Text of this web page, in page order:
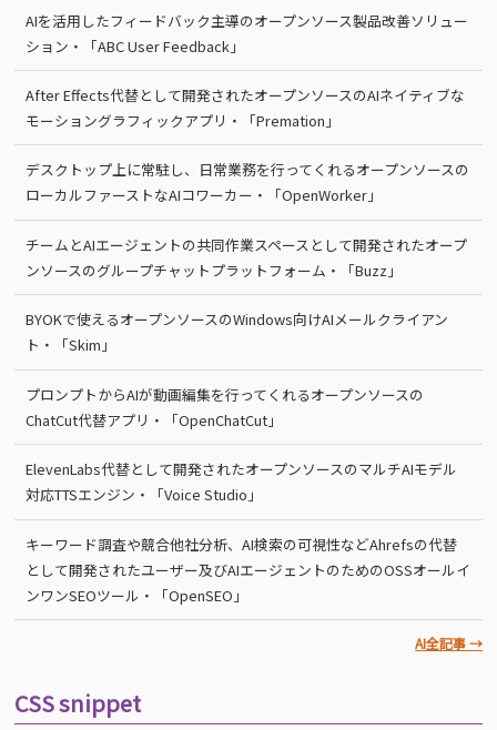
AIを活用したフィードバック主導のオープンソース製品改善ソリュー
ション・「ABC User Feedback」
After Effects代替として開発されたオープンソースのAIネイティブな
モーショングラフィックアプリ・「Premation」
デスクトップ上に常駐し、日常業務を行ってくれるオープンソースの
ローカルファーストなAIコワーカー・「OpenWorker」
チームとAIエージェントの共同作業スペースとして開発されたオープ
ンソースのグループチャットプラットフォーム・「Buzz」
BYOKで使えるオープンソースのWindows向けAIメールクライアン
ト・「Skim」
プロンプトからAIが動画編集を行ってくれるオープンソースの
ChatCut代替アプリ・「OpenChatCut」
ElevenLabs代替として開発されたオープンソースのマルチAIモデル
対応TTSエンジン・「Voice Studio」
キーワード調査や競合他社分析、AI検索の可視性などAhrefsの代替
として開発されたユーザー及びAIエージェントのためのOSSオールイ
ンワンSEOツール・「OpenSEO」
AI全記事 →
CSS snippet